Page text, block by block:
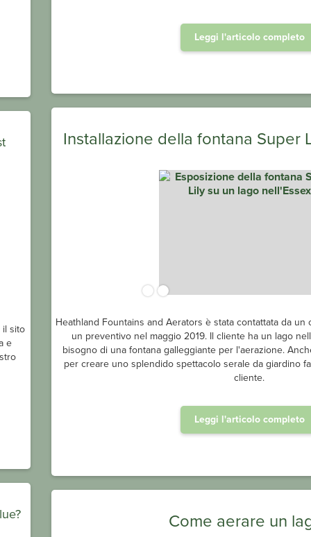
il sito
e
Leggi l'articolo completo
Installazione della fontana Super
Heathland Fountains and Aerators è stata contattata da
un preventivo nel maggio 2019. Il cliente ha un lago
bisogno di una fontana galleggiante per l'aerazione.
per creare uno splendido spettacolo serale da giardino
cliente.
Leggi l'articolo completo
Come aerare un